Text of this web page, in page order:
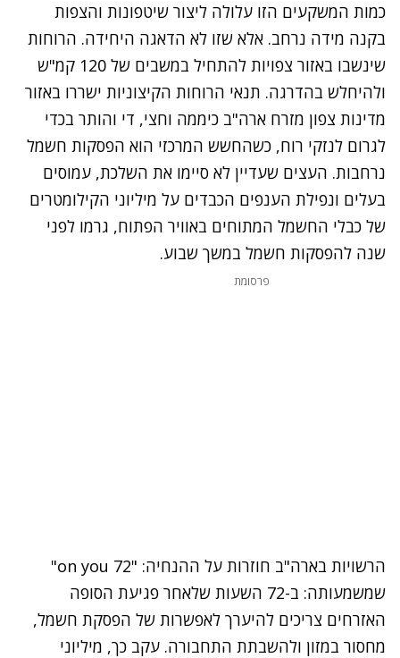
כמות המשקעים הזו עלולה ליצור שיטפונות והצפות
בקנה מידה נרחב. אלא שזו לא הדאגה היחידה. הרוחות
שינשבו באזור צפויות להתחיל במשבים של 120 קמ"ש
ולהיחלש בהדרגה. תנאי הרוחות הקיצוניות ישררו באזור
מדינות צפון מזרח ארה"ב כיממה וחצי, די והותר בכדי
לגרום לנזקי רוח, כשהחשש המרכזי הוא הפסקות חשמל
נרחבות. העצים שעדיין לא סיימו את השלכת, עמוסים
בעלים ונפילת הענפים הכבדים על מיליוני הקילומטרים
של כבלי החשמל המתוחים באוויר הפתוח, גרמו לפני
שנה להפסקות חשמל במשך שבוע.
פרסומת
הרשויות בארה"ב חוזרות על ההנחיה: "72 on you"
שמשמעותה: ב-72 השעות שלאחר פגיעת הסופה
האזרחים צריכים להיערך לאפשרות של הפסקת חשמל,
מחסור במזון ולהשבתת התחבורה. עקב כך, מיליוני